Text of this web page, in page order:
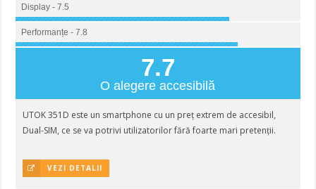
Display - 7.5
Performanțe - 7.8
7.7
O alegere accesibilă
UTOK 351D este un smartphone cu un preț extrem de accesibil,
Dual-SIM, ce se va potrivi utilizatorilor fără foarte mari pretenții.
VEZI DETALII